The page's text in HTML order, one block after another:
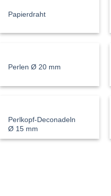
Papierdraht
Perlen Ø 20 mm
Perlkopf-Deconadeln
Ø 15 mm